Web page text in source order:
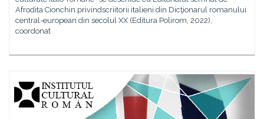
Afrodita Cionchin privindscriitorii italieni din Dicţionarul romanului
central-european din secolul XX (Editura Polirom, 2022),
coordonat